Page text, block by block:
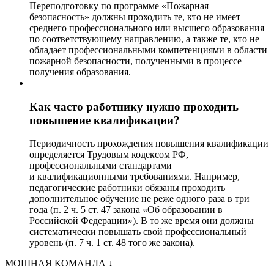
Переподготовку по программе «Пожарная
безопасность» должны проходить те, кто не имеет
среднего профессионального или высшего образования
по соответствующему направлению, а также те, кто не
обладает профессиональными компетенциями в области
пожарной безопасности, полученными в процессе
получения образования.
Как часто работнику нужно проходить
повышение квалификации?
Периодичность прохождения повышения квалификации
определяется Трудовым кодексом РФ,
профессиональными стандартами
и квалификационными требованиями. Например,
педагогические работники обязаны проходить
дополнительное обучение не реже одного раза в три
года (п. 2 ч. 5 ст. 47 закона «Об образовании в
Российской Федерации»). В то же время они должны
систематически повышать свой профессиональный
уровень (п. 7 ч. 1 ст. 48 того же закона).
МОЩНАЯ КОМАНДА ↓